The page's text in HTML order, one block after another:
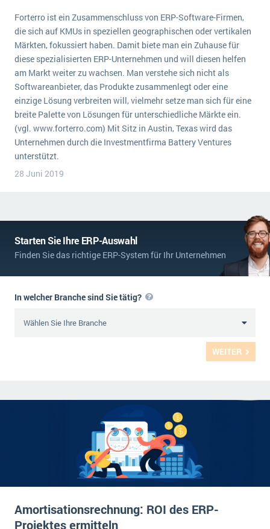
SAP investiert mit zwei strategischen Übernahmen in Enterprise-KI
ERP-Trends in der Produktion
NACHRICHTENARCHIV
Forterro ist ein Zusammenschluss von ERP-Software-Firmen,
die sich auf KMUs in speziellen geographischen oder vertikalen
Märkten, fokussiert haben. Damit biete man ein Zuhause für
diese spezialisierten ERP-Unternehmen und will diesen helfen
am Markt weiter zu wachsen. Man verstehe sich nicht als
Softwareanbieter, das Produkte zusammenlegt oder eine
einzige Lösung verbreiten will, vielmehr setze man sich für eine
breite Palette von Lösungen für unterschiedliche Märkte ein.
(vgl. www.forterro.com) Mit Sitz in Austin, Texas wird das
Unternehmen durch die Investmentfirma Battery Ventures
unterstützt.
28 Juni 2019
Starten Sie Ihre ERP-Auswahl
Finden Sie das richtige ERP-System für Ihr Unternehmen
WEITER
In welcher Branche sind Sie tätig?
Amortisationsrechnung: ROI des ERP-
Projektes ermitteln